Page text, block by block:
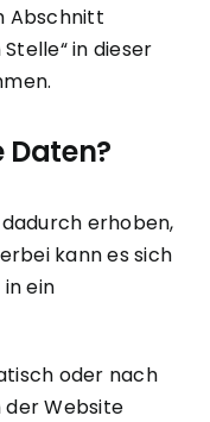
Abschnitt
in dieser
Daten?
erhoben,
kann es sich
in ein
oder nach
der Website